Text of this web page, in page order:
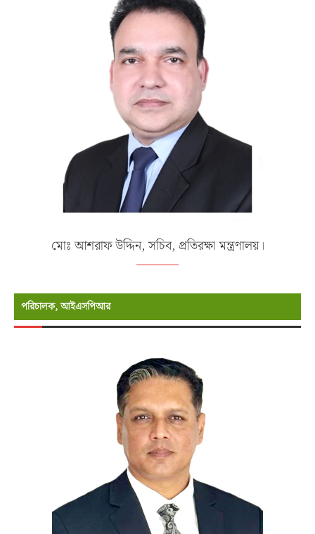
মোঃ আশরাফ উদ্দিন, সচিব, প্রতিরক্ষা মন্ত্রণালয়।
পরিচালক, আইএসপিআর